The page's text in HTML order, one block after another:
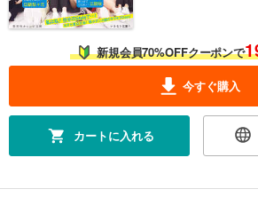
新規会員70%OFFクーポンで
今すぐ購入
カートに入れる